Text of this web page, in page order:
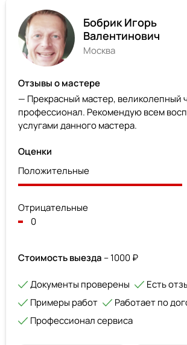
Бобрик Игорь
Валентинович
Москва
Отзывы о мастере
— Прекрасный мастер, великолепный
профессионал. Рекомендую всем
услугами данного мастера.
Оценки
Положительные
Отрицательные
0
Стоимость выезда – 1000 ₽
Документы проверены
Есть
Примеры работ
Работает по
Профессионал сервиса